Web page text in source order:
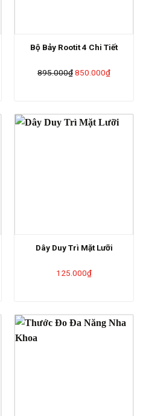
Bộ Bảy Rootit 4 Chi Tiết
895.000₫Giá
850.000₫Giá
Dây Duy Trì Mặt Lưỡi
125.000₫